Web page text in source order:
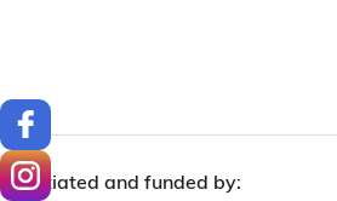
Initiated and funded by: